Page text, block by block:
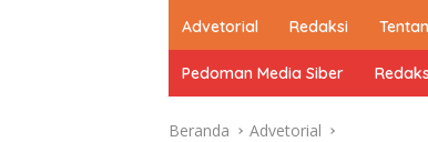
Advetorial Redaksi
Pedoman Media Siber
Beranda Advetorial